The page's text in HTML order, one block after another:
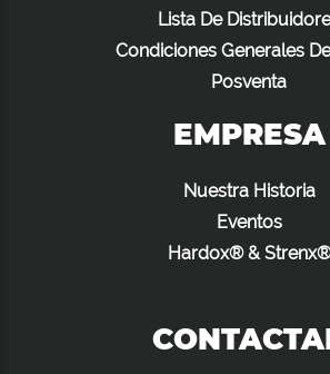
Lista De
Condiciones Generales
Posventa
EMPRESA
Nuestra Historia
Eventos
Hardox® & Strenx®